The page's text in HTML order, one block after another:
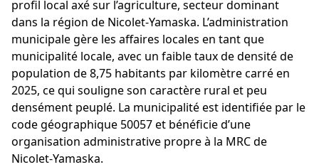
profil local axé sur l’agriculture, secteur dominant
dans la région de Nicolet-Yamaska. L’administration
municipale gère les affaires locales en tant que
municipalité locale, avec un faible taux de densité de
population de 8,75 habitants par kilomètre carré en
2025, ce qui souligne son caractère rural et peu
densément peuplé. La municipalité est identifiée par le
code géographique 50057 et bénéficie d’une
organisation administrative propre à la MRC de
Nicolet-Yamaska.